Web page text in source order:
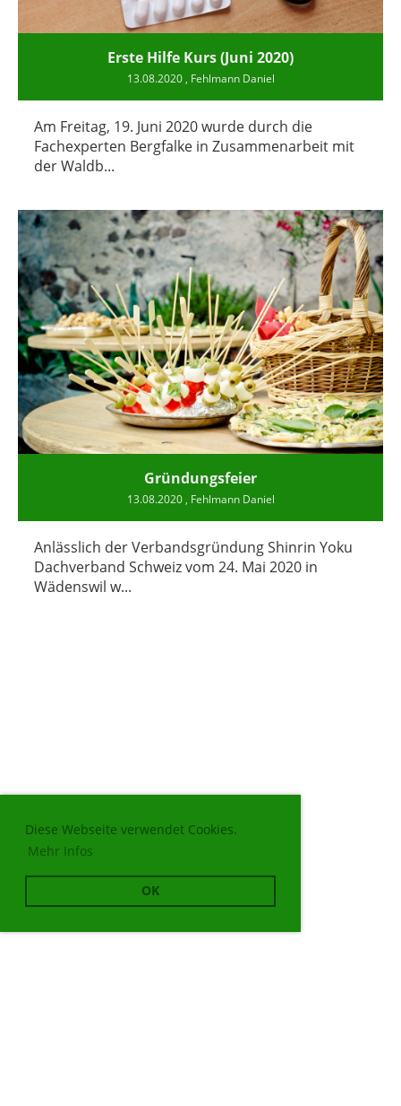
Diese Webseite verwendet Cookies.
Mehr Infos
OK
Erste Hilfe Kurs (Juni 2020)
13.08.2020, Fehlmann Daniel
Am Freitag, 19. Juni 2020 wurde durch die
Fachexperten Bergfalke in Zusammenarbeit mit
der Waldb...
Gründungsfeier
13.08.2020, Fehlmann Daniel
Anlässlich der Verbandsgründung Shinrin Yoku
Dachverband Schweiz vom 24. Mai 2020 in
Wädenswil w...